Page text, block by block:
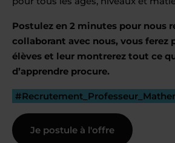
Postulez en 2 minutes pour nous
collaborant avec nous, vous ferez
élèves et leur montrerez tout ce
d’apprendre procure.
Je postule à l'offre